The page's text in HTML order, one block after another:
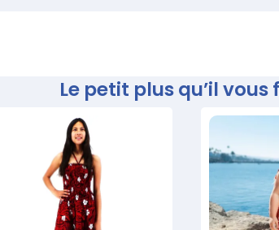
Le petit plus qu’il vous